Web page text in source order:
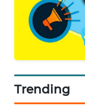
Trending
KARING
NEWS
HUMBANG